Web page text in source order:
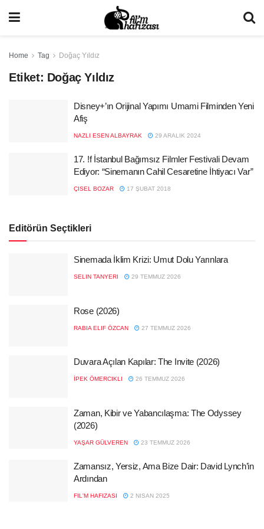
Home Tag Doğaç Yıldız
Etiket: Doğaç Yıldız
Disney+’ın Orijinal Yapımı Umami Filminden Yeni
Afiş
NAZLI ESEN ALBAYRAK 29 ARALIK 2024
17. !f İstanbul Bağımsız Filmler Festivali Devam
Ediyor: “Sinemanın Cahil Cesaretine İhtiyacı Var”
ÇISEL BOZAR 17 ŞUBAT 2018
Editörün Seçtikleri
Sinemada İklim Krizi: Umut Dolu Yarınlara
SELIN TANYERI 29 TEMMUZ 2026
Rose (2026)
RABIA ELIF ÖZCAN 27 TEMMUZ 2026
Duvara Açılan Kapılar: The Invite (2026)
İPEK ÖMERCIKLI 26 TEMMUZ 2026
Zaman, Kibir ve Yabancılaşma: The Odyssey
(2026)
YAŞAR GÜLVEREN 23 TEMMUZ 2026
Zamansız, Yersiz, Ama Bize Dair: David Lynch’in
Ardından
FIL'M HAFIZASI 2 NISAN 2025